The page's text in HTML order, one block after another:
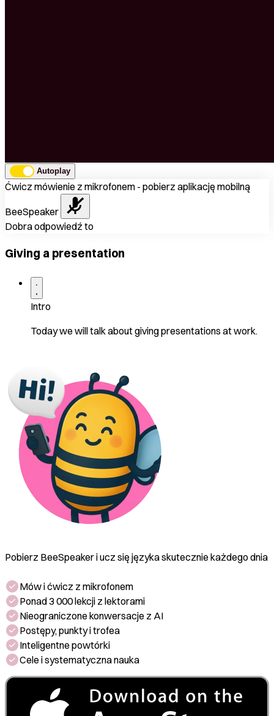
Autoplay
Ćwicz mówienie z mikrofonem - pobierz aplikację mobilną
BeeSpeaker
Dobra odpowiedź to
Giving a presentation
Intro
Today we will talk about giving presentations at work.
Pobierz BeeSpeaker i ucz się języka skutecznie każdego dnia
Mów i ćwicz z mikrofonem
Ponad 3 000 lekcji z lektorami
Nieograniczone konwersacje z AI
Postępy, punkty i trofea
Inteligentne powtórki
Cele i systematyczna nauka